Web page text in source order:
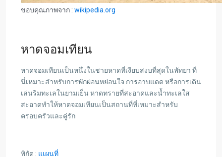
ขอบคุณภาพจาก : wikipedia.org
หาดจอมเทียน
หาดจอมเทียนเป็นหนึ่งในชายหาดที่เงียบสงบที่สุดในพัทยา ที่
นี่เหมาะสำหรับการพักผ่อนหย่อนใจ การอาบแดด หรือการเดิน
เล่นริมทะเลในยามเย็น หาดทรายที่สะอาดและน้ำทะเลใส
สะอาดทำให้หาดจอมเทียนเป็นสถานที่ที่เหมาะสำหรับ
ครอบครัวและคู่รัก
พิกัด : แเผนที่